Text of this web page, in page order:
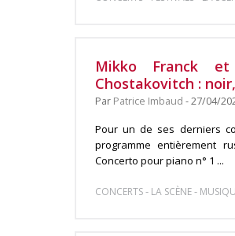
Mikko Franck
Chostakovitch :
Par Patrice Imbaud - 27/04/
Pour un de ses derniers
programme entièrement
Concerto pour piano n° 1 ...
CONCERTS- LA SCÈNE-